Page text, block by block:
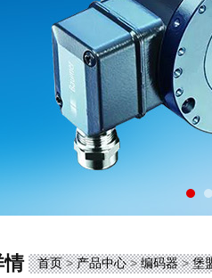
情 首页>产品中心>编码器>堡